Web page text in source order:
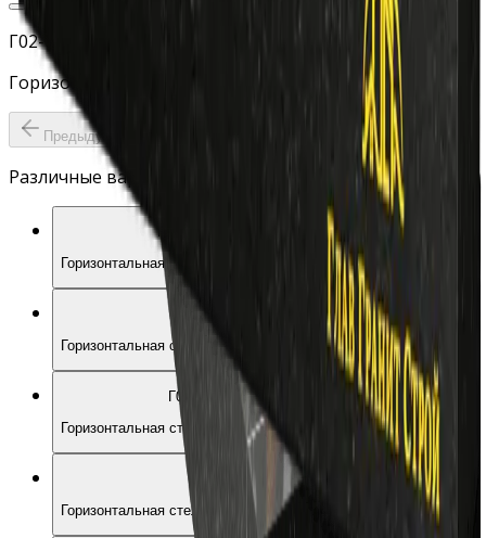
Г02-06
Горизонтальная стела с дугой справа
Предыдущий слайд
Различные варианты памятника
Г02-03
Горизонтальная стела «Телевизор»
Г02-02
Горизонтальная стела в форме экрана (с фаской)
Г02-01
Горизонтальная стела в форме экрана
Горизонтальная стела Зкран с эффектом «корки»